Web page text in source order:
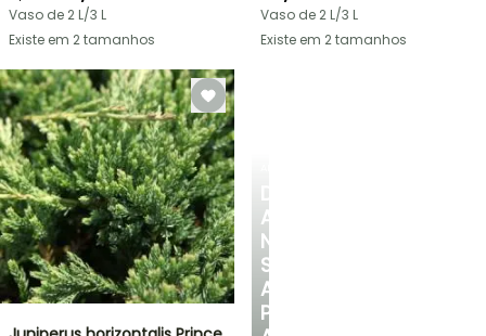
DESCUBRA
A
NOSSA
SELEÇÃO
A
PREÇOS
Vaso de 2 L/3 L
Existe em 2 tamanhos
Vaso de 2 L/3 L
Existe em 2 tamanhos